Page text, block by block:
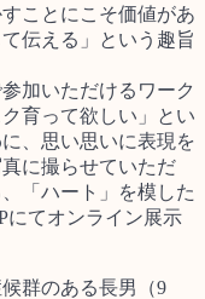
ことにこそ価値があ
伝える」という趣旨
加いただけるワーク
育って欲しい」とい
、思い思いに表現を
に撮らせていただ
「ハート」を模した
にてオンライン展示
群のある⾧男（9